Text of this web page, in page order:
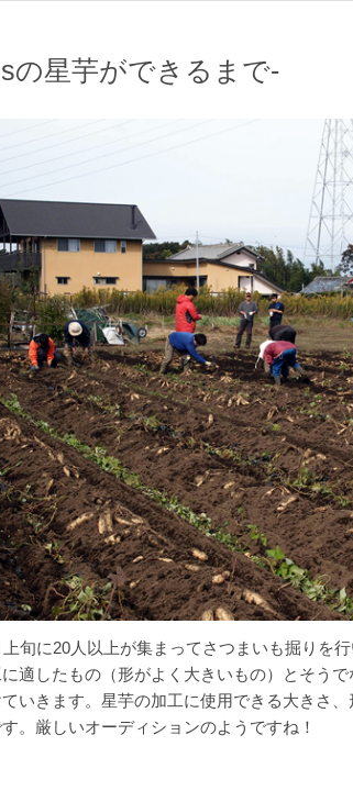
の星芋ができるまで-
旬に20人以上が集まってさつまいも掘りを行
適したもの（形がよく大きいもの）とそう
いきます。星芋の加工に使用できる大きさ
。厳しいオーディションのようですね！